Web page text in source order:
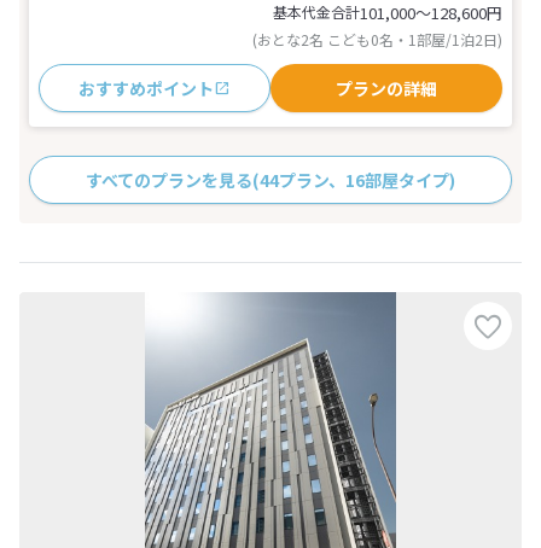
基本代金合計101,000〜128,600円
(おとな2名 こども0名・1部屋/1泊2日)
おすすめポイント プランの詳細
すべてのプランを見る(44プラン、16部屋タイプ)